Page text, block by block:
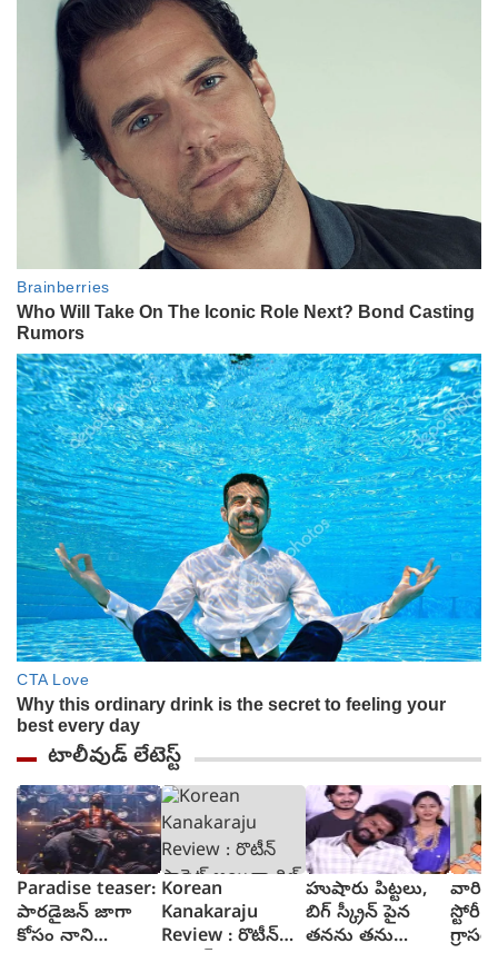
టాలీవుడ్ లేటెస్ట్
Paradise teaser:
పారడైజన్ జాగా
కోసం నాని
Korean
Kanakaraju
Review : రొటీన్
హుషారు పిట్టలు,
బిగ్ స్క్రీన్ పైన
తనను తను
వారి
స్టోరీ